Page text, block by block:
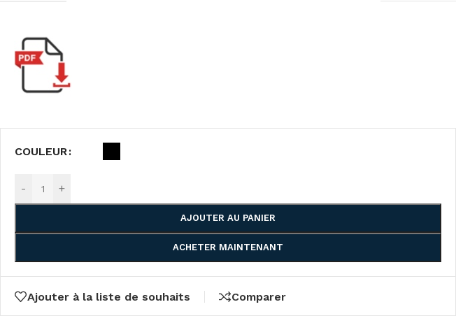
COULEUR
- +
AJOUTER AU PANIER
ACHETER MAINTENANT
Ajouter à la liste de souhaits Comparer